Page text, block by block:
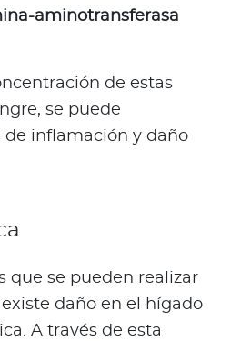
aminotransferasa
de estas
se puede
inflamación y daño
que se pueden realizar
daño en el hígado
A través de esta